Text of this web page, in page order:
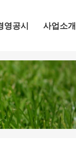
영공시 사업소개